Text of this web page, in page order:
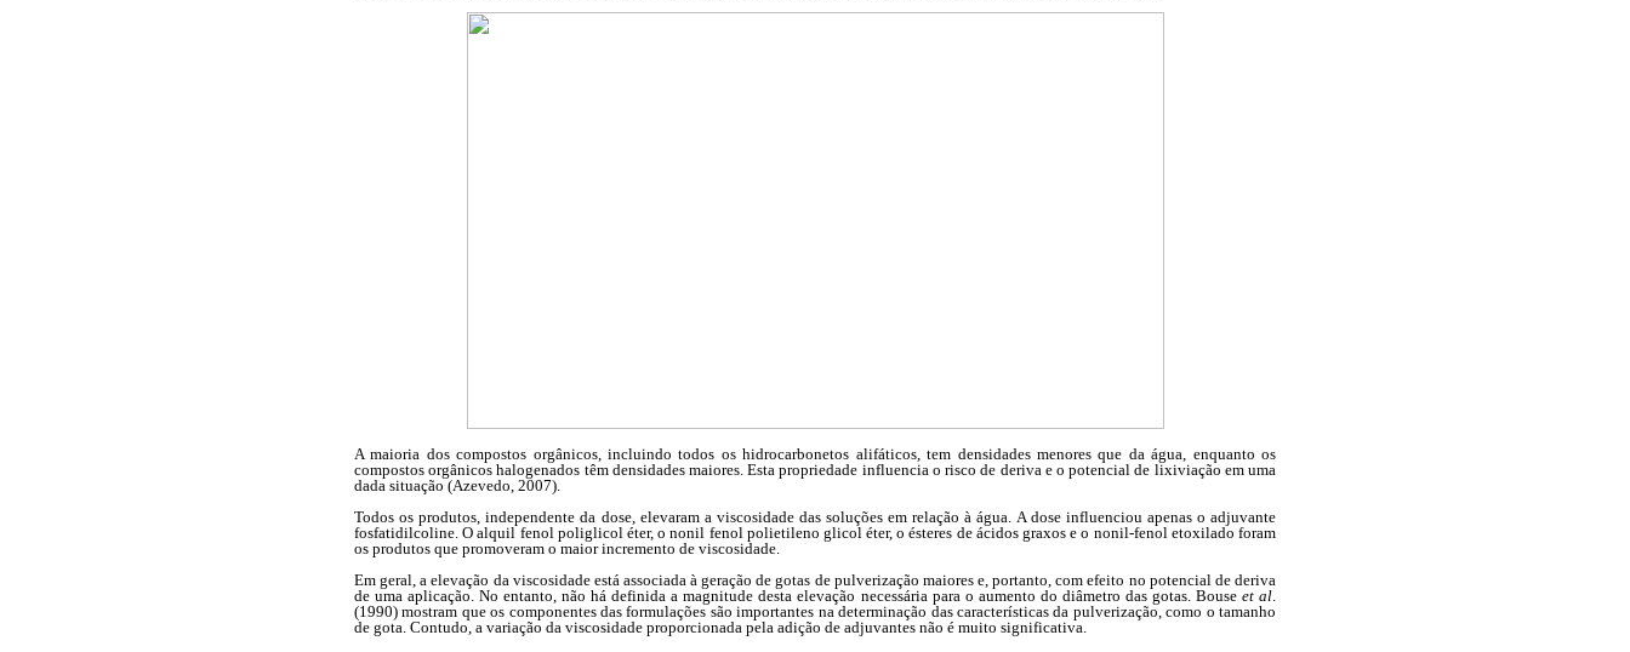
A maioria dos compostos orgânicos, incluindo todos os hidrocarbonetos alifáticos, tem densidades menores que da água, enquanto os
compostos orgânicos halogenados têm densidades maiores. Esta propriedade influencia o risco de deriva e o potencial de lixiviação em uma
dada situação (Azevedo, 2007).
Todos os produtos, independente da dose, elevaram a viscosidade das soluções em relação à água. A dose influenciou apenas o adjuvante
fosfatidilcoline. O alquil fenol poliglicol éter, o nonil fenol polietileno glicol éter, o ésteres de ácidos graxos e o nonil-fenol etoxilado foram
os produtos que promoveram o maior incremento de viscosidade.
Em geral, a elevação da viscosidade está associada à geração de gotas de pulverização maiores e, portanto, com efeito no potencial de deriva
de uma aplicação. No entanto, não há definida a magnitude desta elevação necessária para o aumento do diâmetro das gotas. Bouse et al
(1990) mostram que os componentes das formulações são importantes na determinação das características da pulverização, como o tamanho
de gota. Contudo, a variação da viscosidade proporcionada pela adição de adjuvantes não é muito significativa.